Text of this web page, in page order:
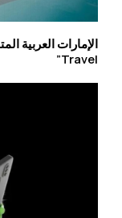
Travel”